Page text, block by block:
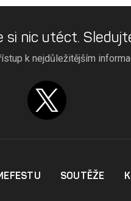
si nic utéct.
k nejdůležitějším
SOUTĚŽE